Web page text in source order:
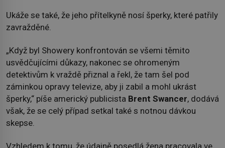
Ukáže se také, že jeho přítelkyně nosí šperky, které patřily
zavražděné.
„Když byl Showery konfrontován se všemi těmito
usvědčujícími důkazy, nakonec se ohromeným
detektivům k vraždě přiznal a řekl, že tam šel pod
záminkou opravy televize, aby ji zabil a mohl ukrást
šperky,“ píše americký publicista Brent Swancer, dodává
však, že se celý případ setkal také s notnou dávkou
skepse.